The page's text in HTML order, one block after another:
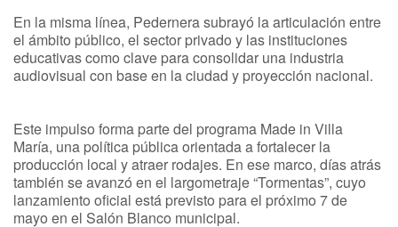
En la misma línea, Pedernera subrayó la articulación entre
el ámbito público, el sector privado y las instituciones
educativas como clave para consolidar una industria
audiovisual con base en la ciudad y proyección nacional.
Este impulso forma parte del programa Made in Villa
María, una política pública orientada a fortalecer la
producción local y atraer rodajes. En ese marco, días atrás
también se avanzó en el largometraje “Tormentas”, cuyo
lanzamiento oficial está previsto para el próximo 7 de
mayo en el Salón Blanco municipal.